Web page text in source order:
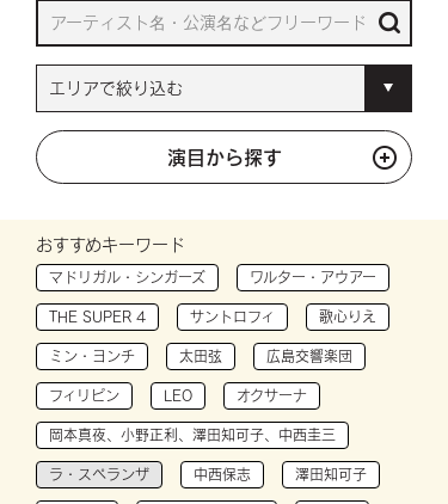
演目から探す
おすすめキーワード
マドリガル・シンガーズ ワルター・アウアー
THE SUPER 4 サントロフィ 歌心りえ
ミン・ヨンチ 太田弦 広島交響楽団
フィリピン LEO オクサーナ
岡本真夜、小野正利、澤田知可子、中西圭三
ラ・スペランザ 中西保志 澤田知可子